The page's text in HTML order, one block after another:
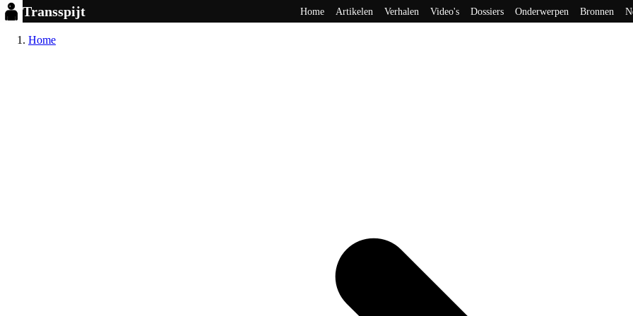
Transspijt Home Artikelen Verhalen Video's Dossiers Onderwerpen Bronnen
Home